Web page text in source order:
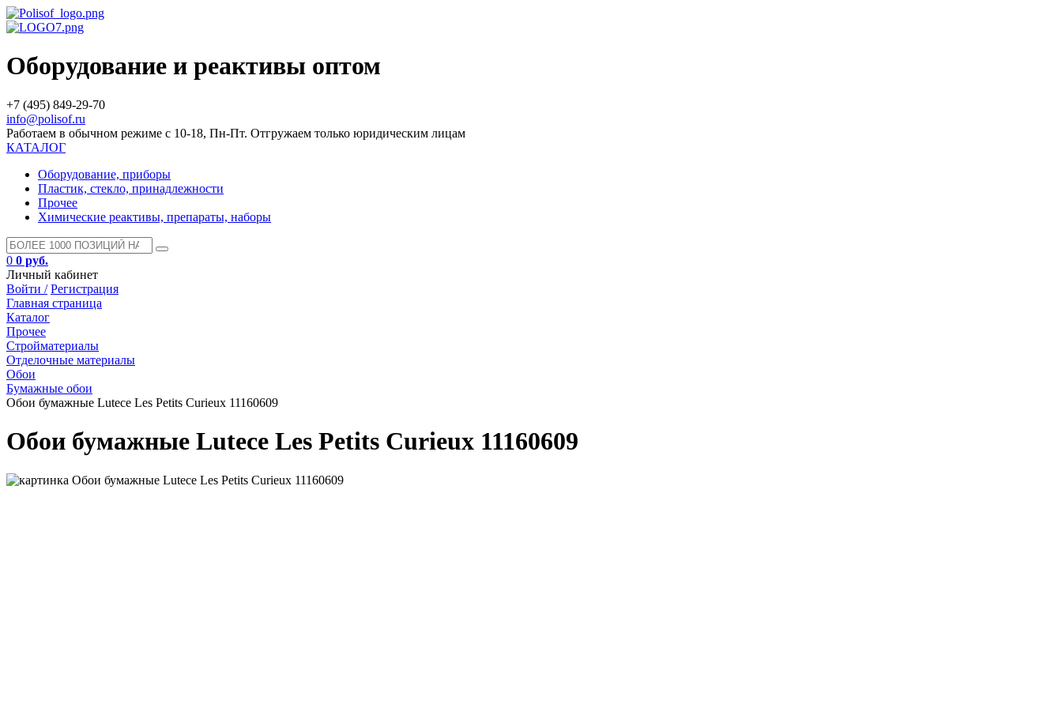
Оборудование и реактивы оптом
+7 (495) 849-29-70
info@polisof.ru
Работаем в обычном режиме с 10-18, Пн-Пт. Отгружаем только юридическим лицам
КАТАЛОГ
Оборудование, приборы
Пластик, стекло, принадлежности
Прочее
Химические реактивы, препараты, наборы
0 0 руб.
Личный кабинет
Войти / Регистрация
Главная страница
Каталог
Прочее
Стройматериалы
Отделочные материалы
Обои
Бумажные обои
Обои бумажные Lutece Les Petits Curieux 11160609
Обои бумажные Lutece Les Petits Curieux 11160609